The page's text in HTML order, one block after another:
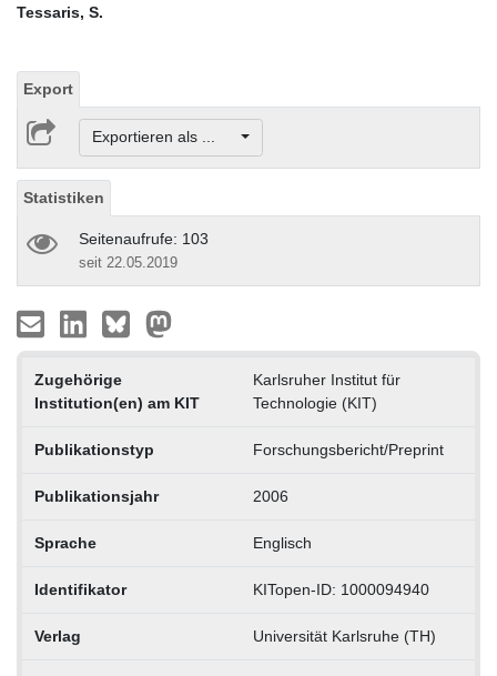
Tessaris, S.
Export
Exportieren als ...
Statistiken
Seitenaufrufe: 103
seit 22.05.2019
Zugehörige
Institution(en) am KIT
Karlsruher Institut für
Technologie (KIT)
Publikationstyp Forschungsbericht/Preprint
Publikationsjahr 2006
Sprache Englisch
Identifikator KITopen-ID: 1000094940
Verlag Universität Karlsruhe (TH)